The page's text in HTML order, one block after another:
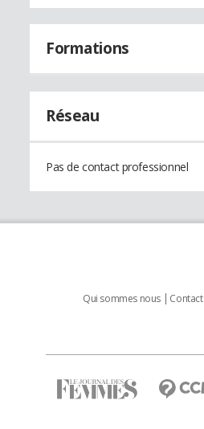
Formations
Réseau
Pas de contact professionnel
Qui sommes nous Contact